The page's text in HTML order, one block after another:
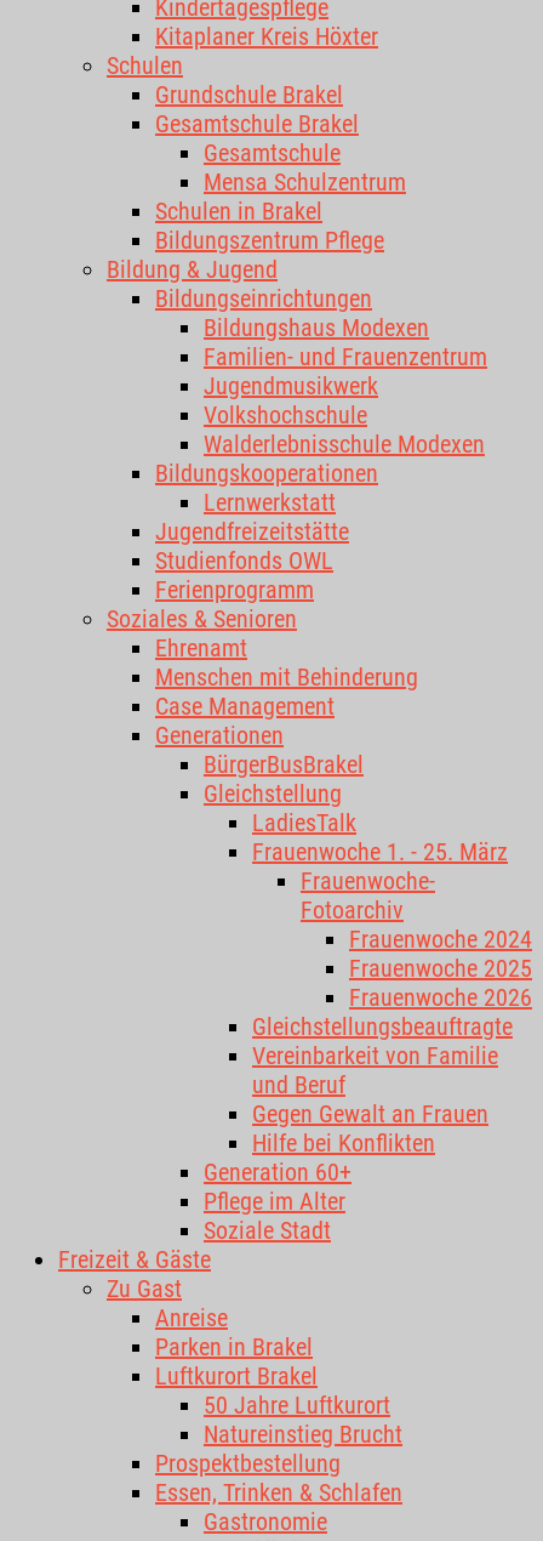
Kindertagespflege
Kitaplaner Kreis Höxter
Schulen
Grundschule Brakel
Gesamtschule Brakel
Gesamtschule
Mensa Schulzentrum
Schulen in Brakel
Bildungszentrum Pflege
Bildung & Jugend
Bildungseinrichtungen
Bildungshaus Modexen
Familien- und Frauenzentrum
Jugendmusikwerk
Volkshochschule
Walderlebnisschule Modexen
Bildungskooperationen
Lernwerkstatt
Jugendfreizeitstätte
Studienfonds OWL
Ferienprogramm
Soziales & Senioren
Ehrenamt
Menschen mit Behinderung
Case Management
Generationen
BürgerBusBrakel
Gleichstellung
LadiesTalk
Frauenwoche 1. - 25. März
Frauenwoche-
Fotoarchiv
Frauenwoche 2024
Frauenwoche 2025
Frauenwoche 2026
Gleichstellungsbeauftragte
Vereinbarkeit von Familie
und Beruf
Gegen Gewalt an Frauen
Hilfe bei Konflikten
Generation 60+
Pflege im Alter
Soziale Stadt
Freizeit & Gäste
Zu Gast
Anreise
Parken in Brakel
Luftkurort Brakel
50 Jahre Luftkurort
Natureinstieg Brucht
Prospektbestellung
Essen, Trinken & Schlafen
Gastronomie